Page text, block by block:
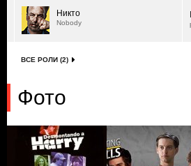
Никто
Nobody
ВСЕ РОЛИ (2)
Фото